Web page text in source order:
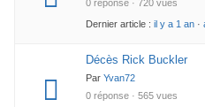
0 réponse · 720 vues
Dernier article : il y a 1 an ·
Décès Rick Buckler
Par Yvan72
0 réponse · 565 vues